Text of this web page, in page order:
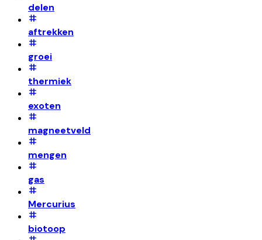
delen
aftrekken
groei
thermiek
exoten
magneetveld
mengen
gas
Mercurius
biotoop